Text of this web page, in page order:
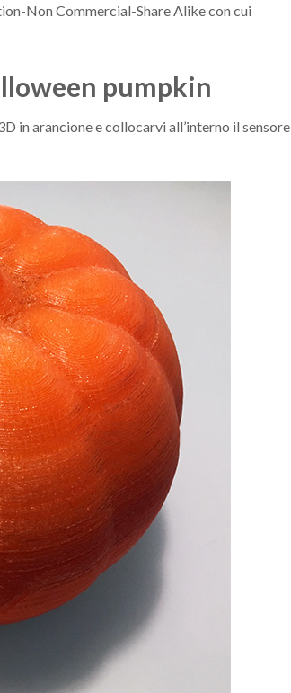
Non Commercial-Share Alike con cui
pumpkin
in arancione e collocarvi all’interno il sensore